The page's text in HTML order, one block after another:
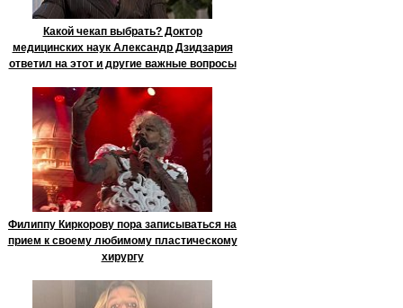
Какой чекап выбрать? Доктор
медицинских наук Александр Дзидзария
ответил на этот и другие важные вопросы
Филиппу Киркорову пора записываться на
прием к своему любимому пластическому
хирургу